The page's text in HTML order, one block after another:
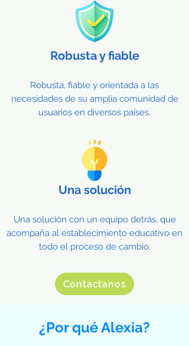
Robusta y fiable
Robusta, fiable y orientada a las
necesidades de su amplia comunidad de
usuarios en diversos países.
Una solución
Una solución con un equipo detrás, que
acompaña al establecimiento educativo en
todo el proceso de cambio.
Contáctanos
¿Por qué Alexia?